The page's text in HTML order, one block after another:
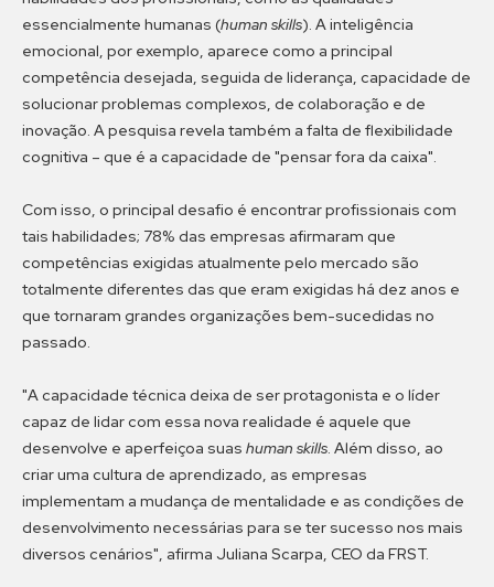
essencialmente humanas (human skills). A inteligência
emocional, por exemplo, aparece como a principal
competência desejada, seguida de liderança, capacidade de
solucionar problemas complexos, de colaboração e de
inovação. A pesquisa revela também a falta de flexibilidade
cognitiva – que é a capacidade de "pensar fora da caixa".
Com isso, o principal desafio é encontrar profissionais com
tais habilidades; 78% das empresas afirmaram que
competências exigidas atualmente pelo mercado são
totalmente diferentes das que eram exigidas há dez anos e
que tornaram grandes organizações bem-sucedidas no
passado.
"A capacidade técnica deixa de ser protagonista e o líder
capaz de lidar com essa nova realidade é aquele que
desenvolve e aperfeiçoa suas human skills. Além disso, ao
criar uma cultura de aprendizado, as empresas
implementam a mudança de mentalidade e as condições de
desenvolvimento necessárias para se ter sucesso nos mais
diversos cenários", afirma Juliana Scarpa, CEO da FRST.